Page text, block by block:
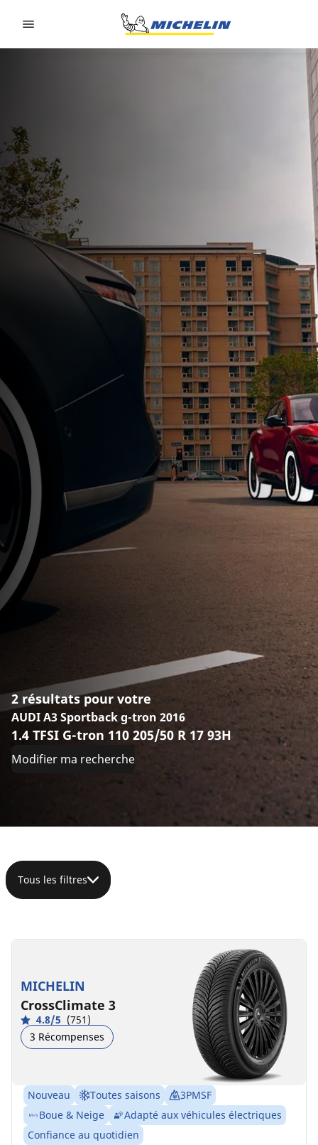
2 résultats pour votre
AUDI A3 Sportback g-tron 2016
1.4 TFSI G-tron 110 205/50 R 17 93H
Modifier ma recherche
Tous les filtres
MICHELIN
CrossClimate 3
4.8/5 (751)
3 Récompenses
Nouveau Toutes saisons
3PMSF
Boue & Neige
Adapté aux véhicules électriques
Confiance au quotidien